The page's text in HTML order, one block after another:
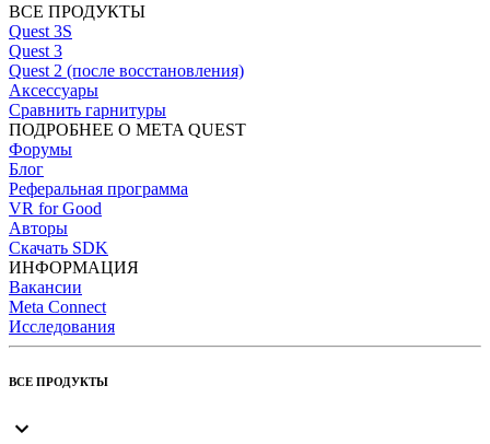
ВСЕ ПРОДУКТЫ
Quest 3S
Quest 3
Quest 2 (после восстановления)
Аксессуары
Сравнить гарнитуры
ПОДРОБНЕЕ О META QUEST
Форумы
Блог
Реферальная программа
VR for Good
Авторы
Скачать SDK
ИНФОРМАЦИЯ
Вакансии
Meta Connect
Исследования
ВСЕ ПРОДУКТЫ